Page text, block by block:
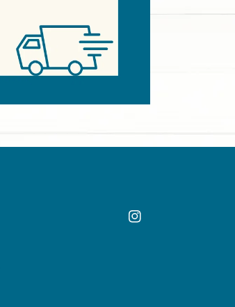
Instagram